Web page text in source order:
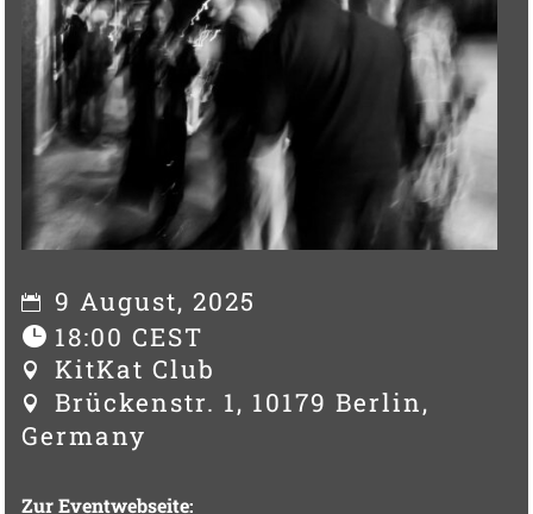
9 August, 2025
18:00 CEST
KitKat Club
Brückenstr. 1, 10179 Berlin,
Germany
Zur Eventwebseite: